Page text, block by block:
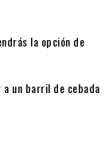
la opción de
un barril de cebada